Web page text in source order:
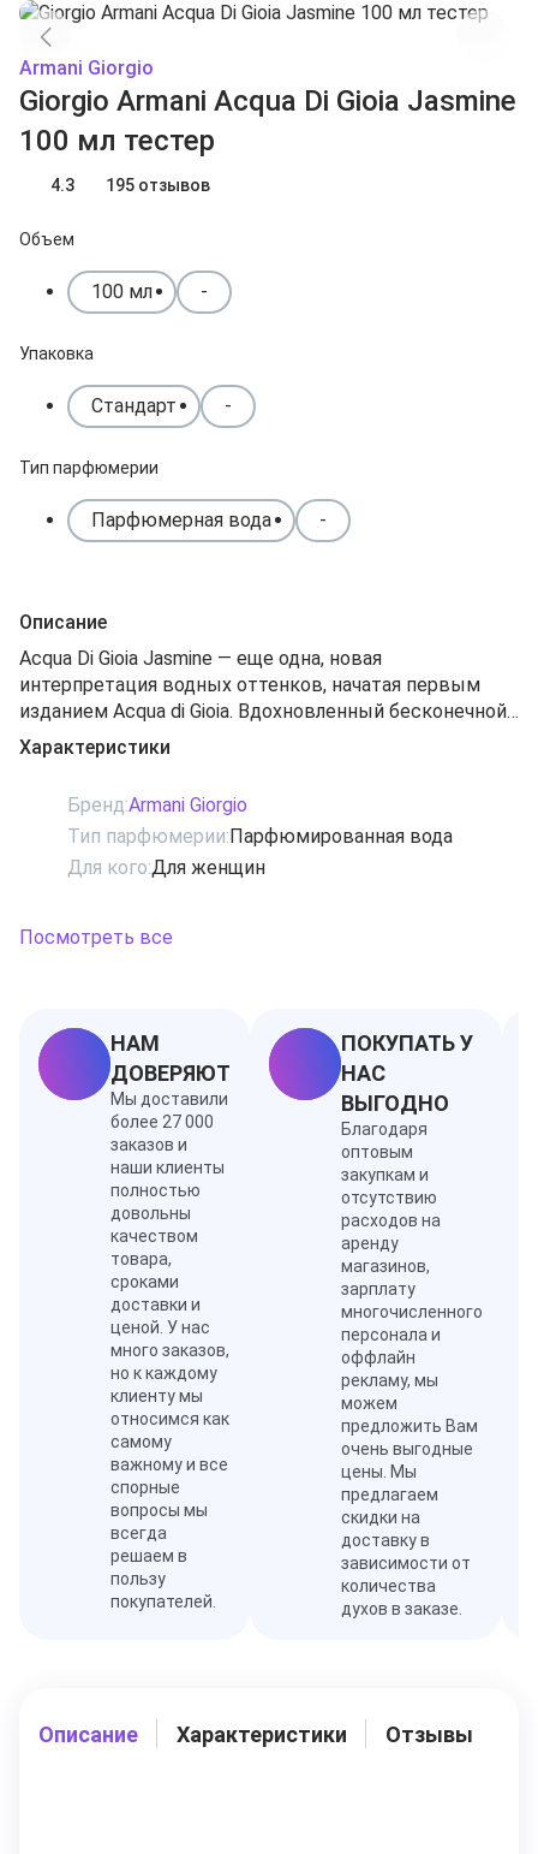
Armani Giorgio
Giorgio Armani Acqua Di Gioia Jasmine
100 мл тестер
4.3 195 отзывов
Объем
100 мл -
Упаковка
Стандарт -
Тип парфюмерии
Парфюмерная вода -
Описание
Acqua Di Gioia Jasmine — еще одна, новая
интерпретация водных оттенков, начатая первым
изданием Acqua di Gioia. Вдохновленный бесконечной
красотой оттенков зеленой гаммы, Acqua Di Gioia
Jasmine превращается в ароматную оду вечному лету,
и спокойствием, теплотой солнца и запахами цветов.
Ароматы жасмина перекликаются с оттенками
морского ветра и прохладной свежестью зеленых
Лимитированное издание. Композиция: зеленое
Аромат создан в 2015г.
Характеристики
Бренд:Armani Giorgio
Тип парфюмерии:Парфюмированная вода
Для кого:Для женщин
Посмотреть все
НАМ
ДОВЕРЯЮТ
Мы доставили
более 27 000
заказов и
наши клиенты
полностью
довольны
качеством
товара,
сроками
доставки и
ценой. У нас
много заказов,
но к каждому
клиенту мы
относимся как
самому
важному и все
спорные
вопросы мы
всегда
решаем в
пользу
покупателей.
ПОКУПАТЬ У
НАС
ВЫГОДНО
Благодаря
оптовым
закупкам и
отсутствию
расходов на
аренду
магазинов,
зарплату
многочисленного
персонала и
оффлайн
рекламу, мы
можем
предложить Вам
очень выгодные
цены. Мы
предлагаем
скидки на
доставку в
зависимости от
количества
духов в заказе.
Описание Характеристики Отзывы